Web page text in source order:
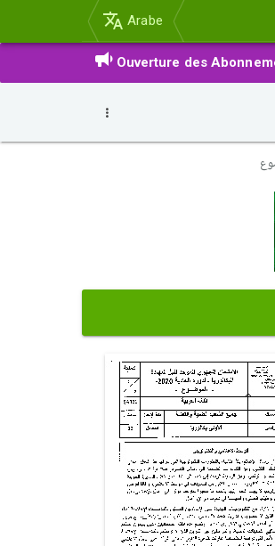
Arabe
Ouverture des